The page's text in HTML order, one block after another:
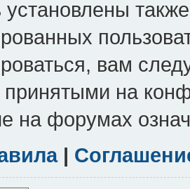
установлены
вам
принятыми на
на форумах
|